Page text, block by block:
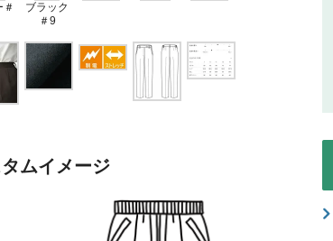
＃
ブラック
＃9
ムイメージ